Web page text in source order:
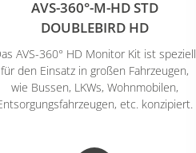
AVS-360°-M-HD STD
DOUBLEBIRD HD
AVS-360° HD Monitor Kit ist speziell
für den Einsatz in großen Fahrzeugen,
wie Bussen, LKWs, Wohnmobilen,
etc. konzipiert.